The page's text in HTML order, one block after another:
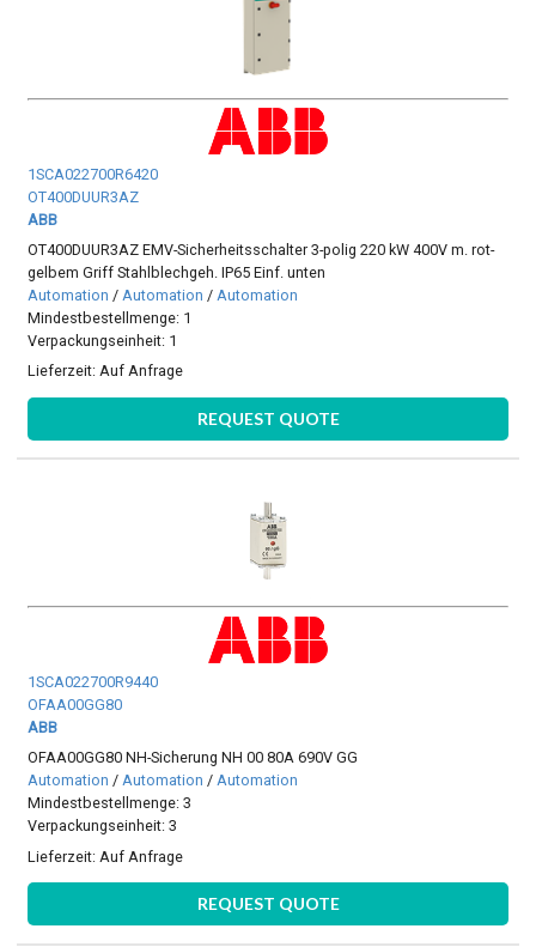
1SCA022700R6420
OT400DUUR3AZ
ABB
OT400DUUR3AZ EMV-Sicherheitsschalter 3-polig 220 kW 400V m. rot-
gelbem Griff Stahlblechgeh. IP65 Einf. unten
Automation / Automation / Automation
Mindestbestellmenge: 1
Verpackungseinheit: 1
Lieferzeit:Auf Anfrage
REQUEST QUOTE
1SCA022700R9440
OFAA00GG80
ABB
OFAA00GG80 NH-Sicherung NH 00 80A 690V GG
Automation /Automation /Automation
Mindestbestellmenge: 3
Verpackungseinheit: 3
Lieferzeit: Auf Anfrage
REQUEST QUOTE